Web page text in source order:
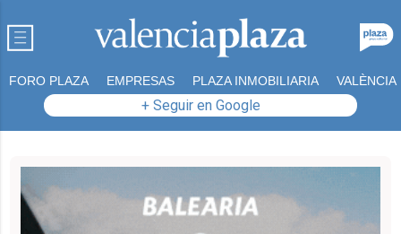
FORO PLAZA EMPRESAS PLAZA INMOBILIARIA VALÈNCIA
+ Seguir en Google